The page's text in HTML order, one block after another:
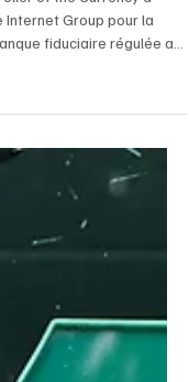
nationale
of the Currency a
Group pour la
fiduciaire régulée au
pour une entreprise